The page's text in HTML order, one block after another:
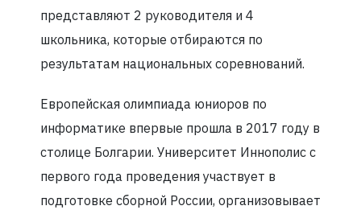
представляют 2 руководителя и 4
школьника, которые отбираются по
результатам национальных соревнований.
Европейская олимпиада юниоров по
информатике впервые прошла в 2017 году в
столице Болгарии. Университет Иннополис с
первого года проведения участвует в
подготовке сборной России, организовывает